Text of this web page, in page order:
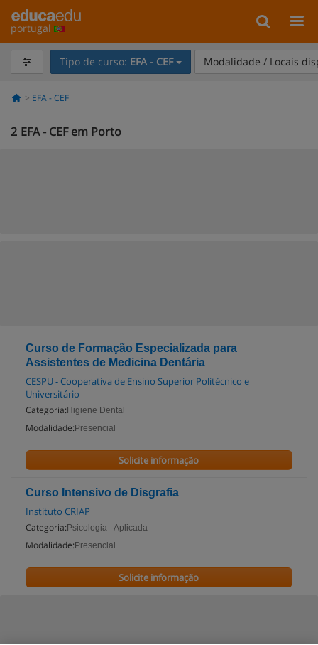
portugal
Tipo de curso: EFA - CEF Modalidade / Locais
EFA - CEF
2 EFA - CEF em Porto
Curso de Formação Especializada para
Assistentes de Medicina Dentária
CESPU - Cooperativa de Ensino Superior Politécnico e
Universitário
Categoria: Higiene Dental
Modalidade: Presencial
Solicite informação
Curso Intensivo de Disgrafia
Instituto CRIAP
Categoria: Psicologia - Aplicada
Modalidade: Presencial
Solicite informação